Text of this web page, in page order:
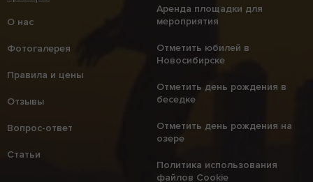
О нас
Фотогалерея
Правила и цены
Отзывы
Вопрос-ответ
Статьи
Аренда площадки для
мероприятия
Отметить юбилей в
Новосибирске
Отметить день рождения в
беседке
Отметить день рождения на
озере
Политика использования
файлов Cookie